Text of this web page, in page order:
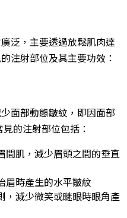
泛，主要透過放鬆肌肉達
注射部位及其主要功效：
面部動態皺紋，即因面部
的注射部位包括：
間肌，減少眉頭之間的垂直
眉時產生的水平皺紋
，減少微笑或瞇眼時眼角產